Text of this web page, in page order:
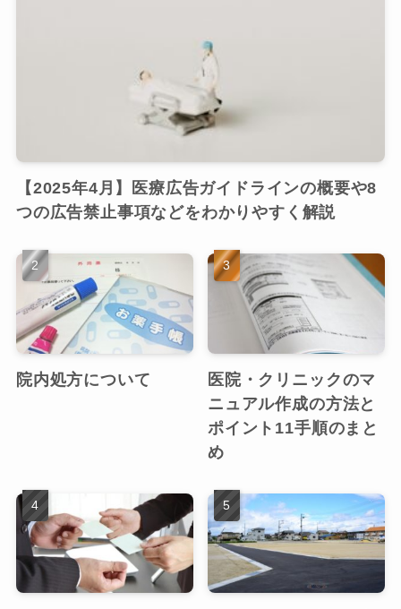
【2025年4月】医療広告ガイドラインの概要や8
つの広告禁止事項などをわかりやすく解説
院内処方について
医院・クリニックのマ
ニュアル作成の方法と
ポイント11手順のまと
め